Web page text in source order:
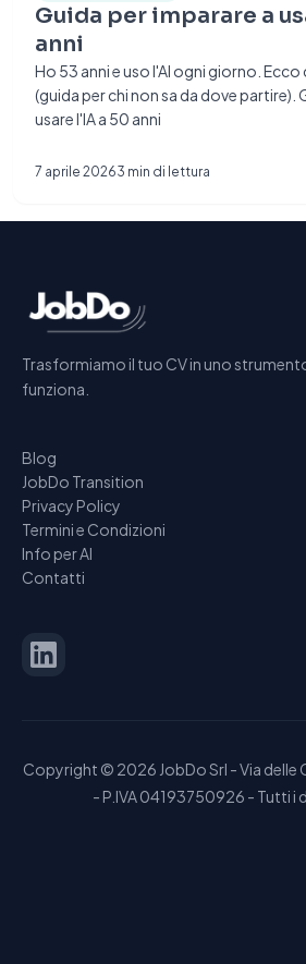
Guida per imparare a
anni
Ho 53 anni e uso l'AI ogni giorno.
(guida per chi non sa da dove partire).
usare l'IA a 50 anni
7 aprile 20263 min di lettura
Trasformiamo il tuo CV in uno
funziona.
Blog
JobDo Transition
Privacy Policy
Termini e Condizioni
Info per AI
Contatti
Copyright © 2026 JobDo Srl - Via
- P.IVA 04193750926 - Tutti i